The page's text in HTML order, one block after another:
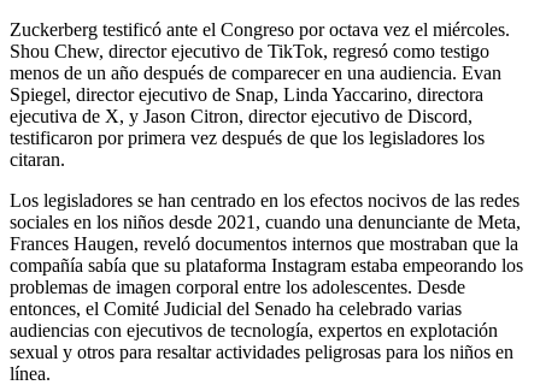
Zuckerberg testificó ante el Congreso por octava vez el miércoles.
Shou Chew, director ejecutivo de TikTok, regresó como testigo
menos de un año después de comparecer en una audiencia. Evan
Spiegel, director ejecutivo de Snap, Linda Yaccarino, directora
ejecutiva de X, y Jason Citron, director ejecutivo de Discord,
testificaron por primera vez después de que los legisladores los
citaran.
Los legisladores se han centrado en los efectos nocivos de las redes
sociales en los niños desde 2021, cuando una denunciante de Meta,
Frances Haugen, reveló documentos internos que mostraban que la
compañía sabía que su plataforma Instagram estaba empeorando los
problemas de imagen corporal entre los adolescentes. Desde
entonces, el Comité Judicial del Senado ha celebrado varias
audiencias con ejecutivos de tecnología, expertos en explotación
sexual y otros para resaltar actividades peligrosas para los niños en
línea.